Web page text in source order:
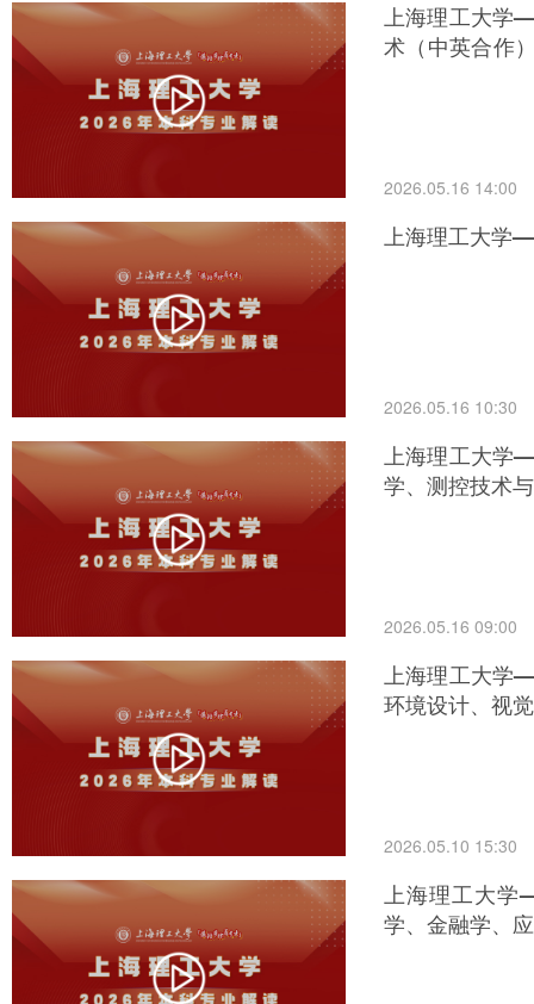
上海理工大学
术（中英合作
2026.05.16 14:00
上海理工大学
2026.05.16 10:30
上海理工大学
学、测控技术
2026.05.16 09:00
上海理工大学
环境设计、视
2026.05.10 15:30
上海理工大学
学、金融学、